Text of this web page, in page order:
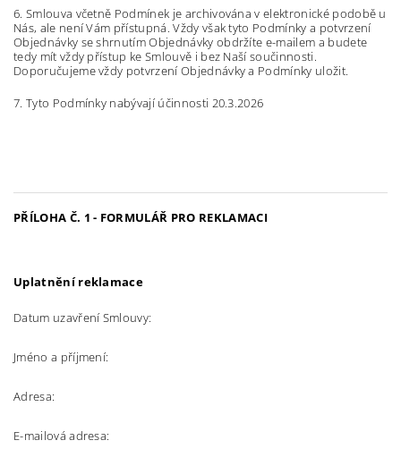
6. Smlouva včetně Podmínek je archivována v elektronické podobě u
Nás, ale není Vám přístupná. Vždy však tyto Podmínky a potvrzení
Objednávky se shrnutím Objednávky obdržíte e-mailem a budete
tedy mít vždy přístup ke Smlouvě i bez Naší součinnosti.
Doporučujeme vždy potvrzení Objednávky a Podmínky uložit.
7. Tyto Podmínky nabývají účinnosti 20.3.2026
PŘÍLOHA Č. 1 - FORMULÁŘ PRO REKLAMACI
Uplatnění reklamace
Datum uzavření Smlouvy:
Jméno a příjmení:
Adresa:
E-mailová adresa: